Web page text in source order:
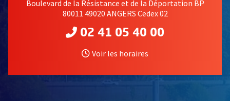
Boulevard de la Résistance et de la Déportation BP
80011 49020 ANGERS Cedex 02
02 41 05 40 00
Voir les horaires